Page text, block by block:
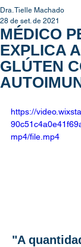
MÉDICO
EXPLICA
GLÚTEN
Dra. Tielle Machado
28 de set. de 2021
https://
mp4/file.mp4
"A